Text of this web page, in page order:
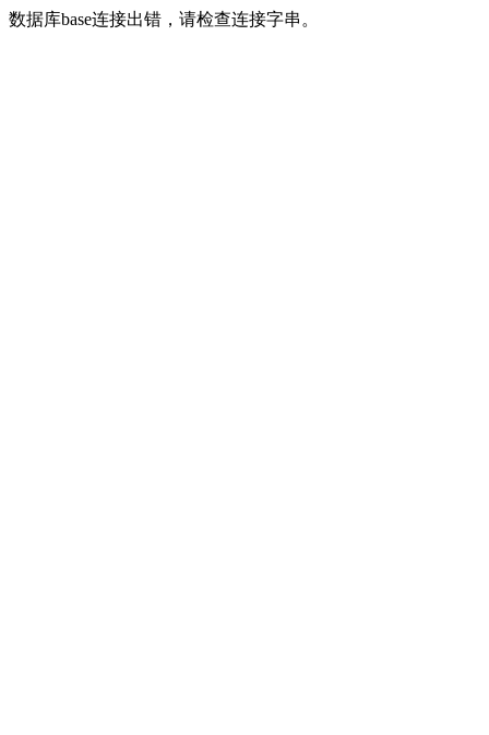
数据库base连接出错，请检查连接字串。